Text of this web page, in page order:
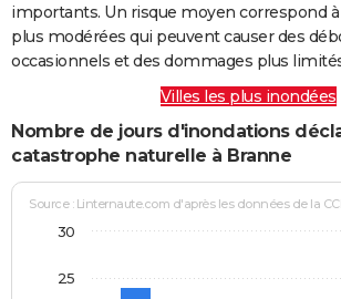
importants. Un risque moyen correspond
plus modérées qui peuvent causer des
occasionnels et des dommages plus
Villes les plus inondées
Nombre de jours d'inondations
catastrophe naturelle à Branne
Source : Linternaute.com d'après les données de la
25
30